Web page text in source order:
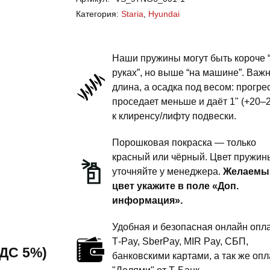
5%)
Staria
-
подвески
бронирование
Категория:Staria Hyundai
Наши пружины могут быть короче
руках”, но выше “на машине”.
длина, а осадка под весом:
проседает меньше и даёт 1"
к клиренсу/лифту подвески.
Порошковая покраска — только
красный или чёрный. Цвет
уточняйте у менеджера.
цвет укажите в поле «Доп.
информация».
Удобная и безопасная онлайн
T‑Pay, SberPay, MIR Pay, СБП,
банковскими картами, а так же